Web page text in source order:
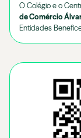
O Colégio e o
de Comércio
Entidades